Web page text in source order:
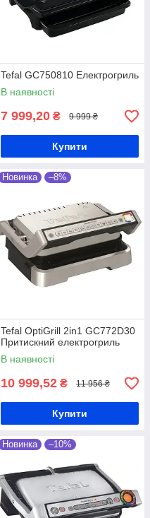
Tefal GC750810 Електрогриль
В наявності
7 999,20 ₴ 9 999 ₴
Купити
Новинка –8%
Tefal OptiGrill 2in1 GC772D30
Притискний електрогриль
В наявності
10 999,52 ₴ 11 956 ₴
Купити
Новинка –10%